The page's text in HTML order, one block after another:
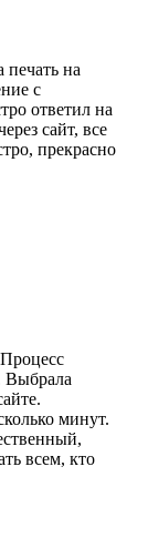
печать на
с
ответил на
сайт, все
прекрасно
Выбрала
минут.
всем, кто